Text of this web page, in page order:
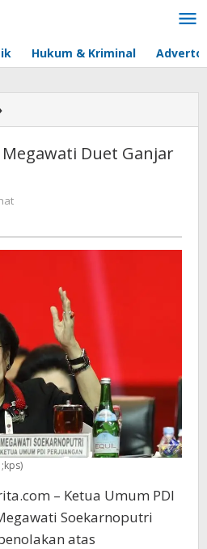
Hukum & Kriminal
Penolakan
Duet
dengan
Duet Ganjar
– Ketua Umum PDI
Soekarnoputri
atas